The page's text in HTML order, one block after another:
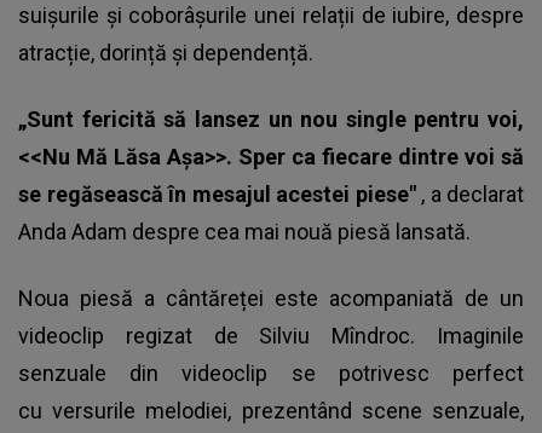
suișurile și coborâșurile unei relații de iubire, despre
atracție, dorință și dependență.
„Sunt fericită să lansez un nou single pentru voi,
<<Nu Mă Lăsa Așa>>. Sper ca fiecare dintre voi să
se regăsească în mesajul acestei piese" , a declarat
Anda Adam despre cea mai nouă piesă lansată.
Noua piesă a cântăreței este acompaniată de un
videoclip regizat de Silviu Mîndroc. Imaginile
senzuale din videoclip se potrivesc perfect
cu versurile melodiei, prezentând scene senzuale,